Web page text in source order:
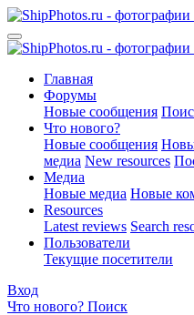
Главная
Форумы
Новые сообщения
Что нового?
Новые сообщения
медиа New resources
Медиа
Новые медиа Новые
Resources
Latest reviews Search
Пользователи
Текущие посетители
Вход
Что нового? Поиск